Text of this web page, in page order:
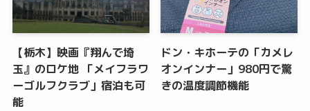
【栃木】映画『翔んで埼
玉』のロケ地 「メイフラワ
ーゴルフクラブ」宿泊も可
能
ドン・キホーテの「カメレ
オンインナー」980円で驚
きの温度調節機能